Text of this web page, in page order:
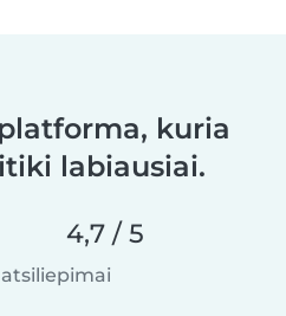
kuria
labiausiai.
4,7 / 5